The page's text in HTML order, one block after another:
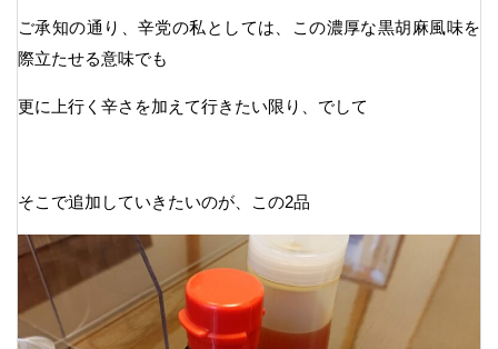
ご承知の通り、辛党の私としては、この濃厚な黒胡麻風味を
際立たせる意味でも
更に上行く辛さを加えて行きたい限り、でして
そこで追加していきたいのが、この2品